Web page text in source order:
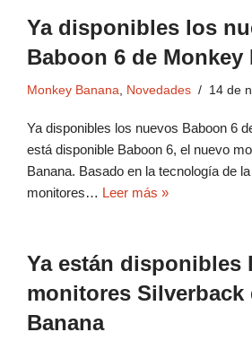
Ya disponibles los
Baboon 6 de Monkey
Monkey Banana Novedades 14 de
Ya disponibles los nuevos Baboon 6
está disponible Baboon 6, el nuevo
Banana. Basado en la tecnología de
monitores… Leer más »
Ya están disponibles
monitores Silverback
Banana